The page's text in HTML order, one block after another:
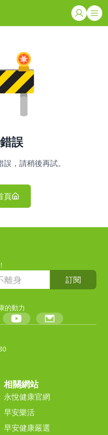
誤
，請稍後再試。
頁
訂閱
的動力
相關網站
永悅健康官網
早安樂活
早安健康嚴選